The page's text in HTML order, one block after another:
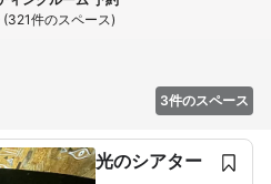
件のスペース)
3件のスペース
光のシアター